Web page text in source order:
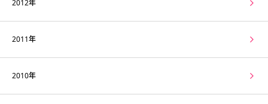
2012年
2011年
2010年